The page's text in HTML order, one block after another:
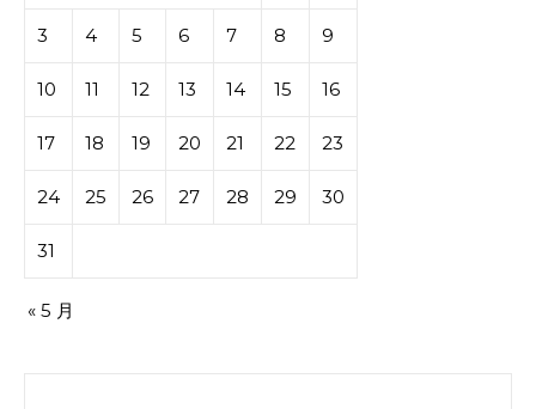
3 4 5 6 7 8 9
10 11 12 13 14 15 16
17 18 19 20 21 22 23
24 25 26 27 28 29 30
31
« 5 月